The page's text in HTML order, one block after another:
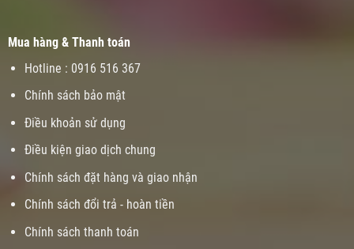
Mua hàng & Thanh toán
Hotline : 0916 516 367
Chính sách bảo mật
Điều khoản sử dụng
Điều kiện giao dịch chung
Chính sách đặt hàng và giao nhận
Chính sách đổi trả - hoàn tiền
Chính sách thanh toán